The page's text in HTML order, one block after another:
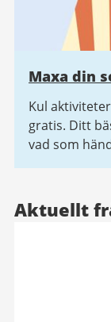
Maxa din
Kul
gratis. Ditt
vad som
Aktuellt